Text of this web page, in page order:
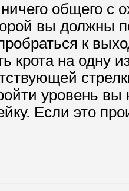
общего с
вы должны
к
крота на одну
уровень
Если это